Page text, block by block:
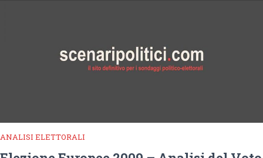
ANALISI ELETTORALI